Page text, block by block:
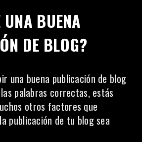
BUENA
DE BLOG?
una buena publicación de blog
palabras correctas, estás
otros factores que
publicación de tu blog sea